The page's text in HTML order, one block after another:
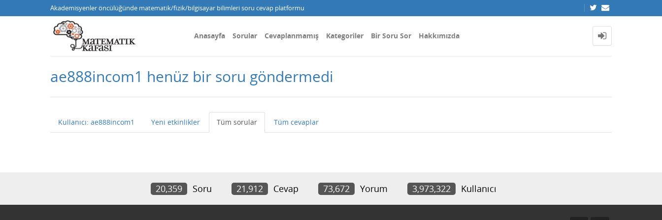
Akademisyenler öncülüğünde matematik/fizik/bilgisayar bilimleri soru cevap platformu
Anasayfa Sorular Cevaplanmamış Kategoriler Bir Soru Sor Hakkımızda
ae888incom1 henüz bir soru göndermedi
Kullanıcı: ae888incom1 Yeni etkinlikler Tüm sorular Tüm cevaplar
20,359 Soru 21,912 Cevap 73,672 Yorum 3,973,322 Kullanıcı